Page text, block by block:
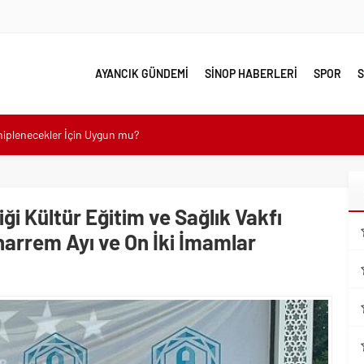
AYANCIK GÜNDEMİ SİNOP HABERLERİ SPOR
İçin Uygun mu?
Ele Alındı
Attı
Kullanım İpuçları
Yer
Kültür Eğitim ve Sağlık Vakfı
Ayı ve On İki İmamlar